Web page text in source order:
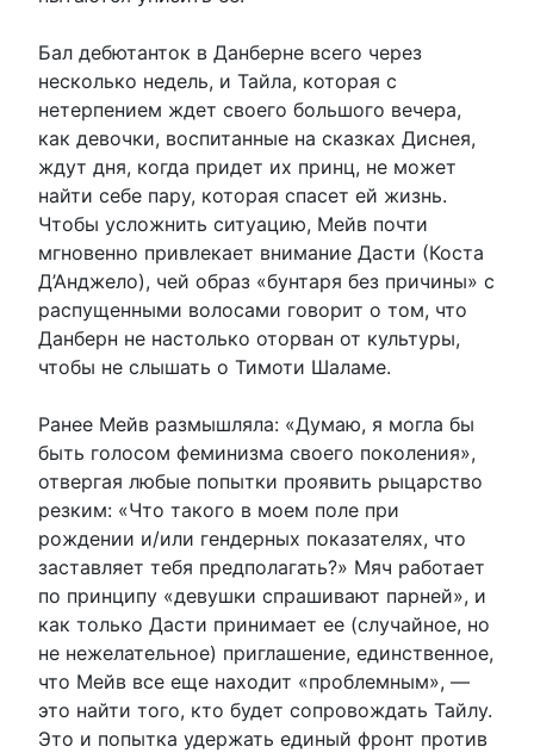
Бал дебютанток в Данберне всего через
несколько недель, и Тайла, которая с
нетерпением ждет своего большого вечера,
как девочки, воспитанные на сказках Диснея,
ждут дня, когда придет их принц, не может
найти себе пару, которая спасет ей жизнь.
Чтобы усложнить ситуацию, Мейв почти
мгновенно привлекает внимание Дасти (Коста
Д’Анджело), ​​чей образ «бунтаря без причины» с
распущенными волосами говорит о том, что
Данберн не настолько оторван от культуры,
чтобы не слышать о Тимоти Шаламе.
Ранее Мейв размышляла: «Думаю, я могла бы
быть голосом феминизма своего поколения»,
отвергая любые попытки проявить рыцарство
резким: «Что такого в моем поле при
рождении и/или гендерных показателях, что
заставляет тебя предполагать?» Мяч работает
по принципу «девушки спрашивают парней», и
как только Дасти принимает ее (случайное, но
не нежелательное) приглашение, единственное,
что Мейв все еще находит «проблемным», —
это найти того, кто будет сопровождать Тайлу.
Это и попытка удержать единый фронт против